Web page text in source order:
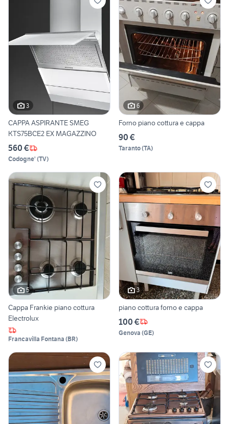
3
CAPPA ASPIRANTE SMEG
KTS75BCE2 EX MAGAZZINO
560 €
Codogne' (TV)
6
Forno piano cottura e cappa
90 €
Taranto(TA)
5
Cappa Frankie piano cottura
Electrolux
Francavilla Fontana (BR)
3
piano cottura forno e cappa
100 €
Genova (GE)